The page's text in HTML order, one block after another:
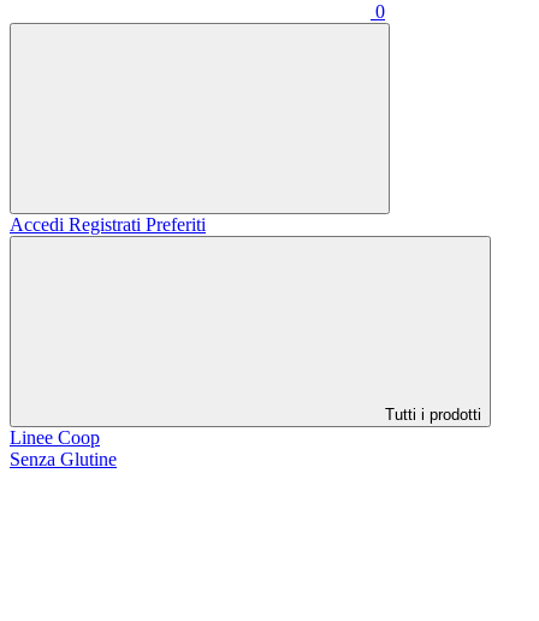
0
Accedi Registrati Preferiti
Tutti i prodotti
Linee Coop
Senza Glutine